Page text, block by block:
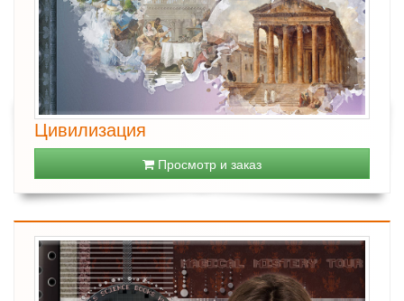
Цивилизация
Просмотр и заказ